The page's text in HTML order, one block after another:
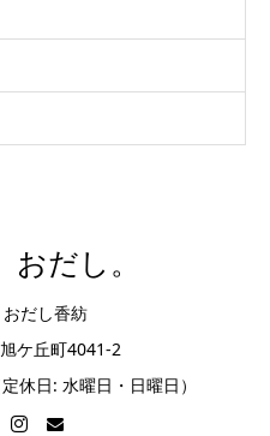
おだし。
だし香紡
ケ丘町4041-2
休日: 水曜日・日曜日）